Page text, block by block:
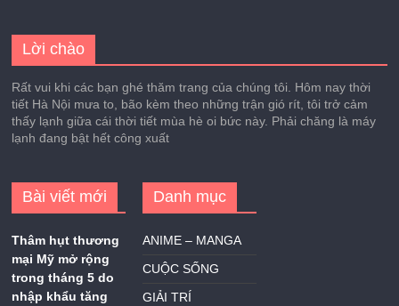
Lời chào
Rất vui khi các bạn ghé thăm trang của chúng tôi. Hôm nay thời
tiết Hà Nội mưa to, bão kèm theo những trận gió rít, tôi trở cảm
thấy lạnh giữa cái thời tiết mùa hè oi bức này. Phải chăng là máy
lạnh đang bật hết công xuất
Bài viết mới
Thâm hụt thương
mại Mỹ mở rộng
trong tháng 5 do
nhập khẩu tăng
Danh mục
ANIME – MANGA
CUỘC SỐNG
GIẢI TRÍ